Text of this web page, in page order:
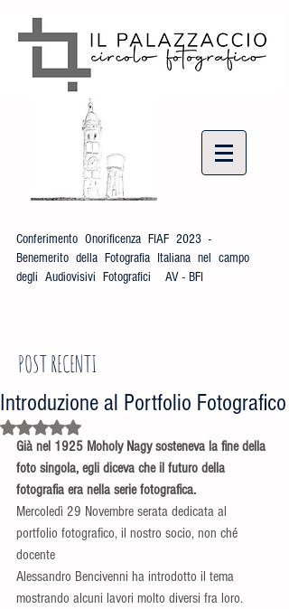
Conferimento Onorificenza FIAF 2023 -
Benemerito della Fotografia Italiana nel campo
degli Audiovisivi Fotografici AV - BFI
POST RECENTI
Introduzione al Portfolio Fotografico
Valutazione NaN stelle su 5.
Già nel 1925 Moholy Nagy sosteneva la fine della
foto singola, egli diceva che il futuro della
fotografia era nella serie fotografica.
Mercoledì 29 Novembre serata dedicata al
portfolio fotografico, il nostro socio, non ché
docente
Alessandro Bencivenni ha introdotto il tema
mostrando alcuni lavori molto diversi fra loro.